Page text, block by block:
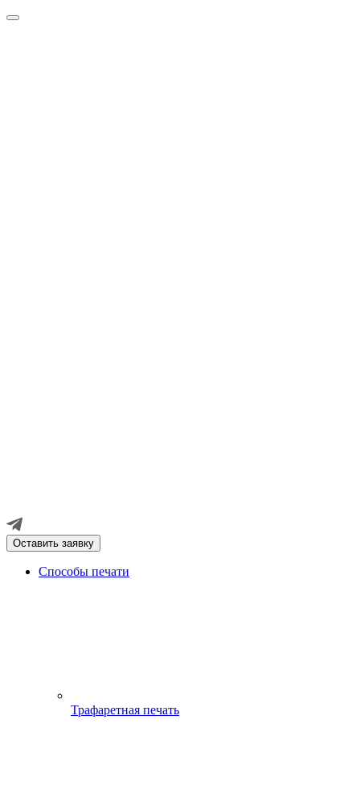
Оставить заявку
Способы печати
Трафаретная печать